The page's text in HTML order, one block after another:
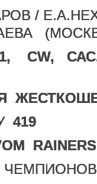
/
CW,
419
ЧЕМПИОНОВ